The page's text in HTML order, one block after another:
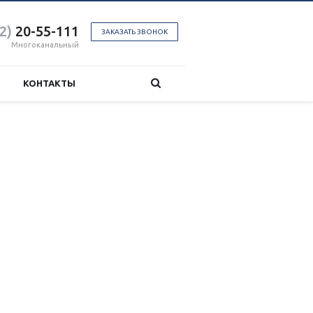
ЗАКАЗАТЬ ЗВОНОК
20-55-111
Многоканальный
КОНТАКТЫ